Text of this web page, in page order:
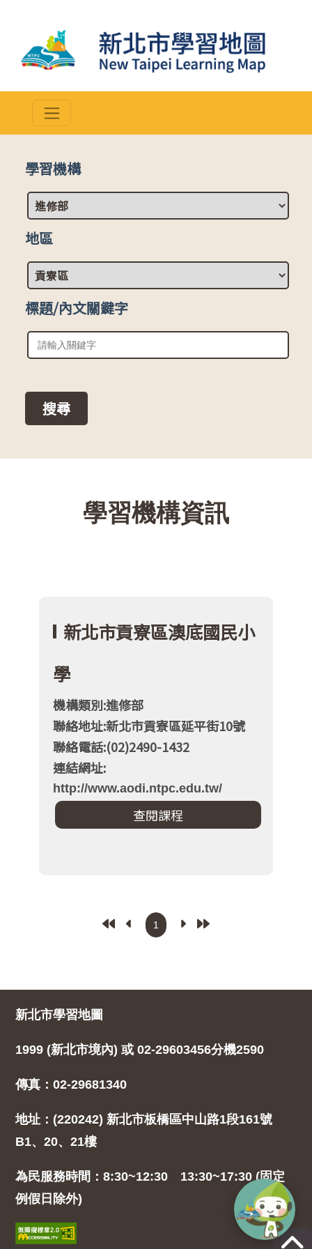
學習機構
地區
標題/內文關鍵字
學習機構資訊
新北市貢寮區澳底國民小
學
機構類別:進修部
聯絡地址:新北市貢寮區延平街10號
聯絡電話:(02)2490-1432
連結網址:
http://www.aodi.ntpc.edu.tw/
新北市學習地圖
1999 (新北市境內) 或 02-29603456分機2590
傳真：02-29681340
地址：(220242) 新北市板橋區中山路1段161號
B1、20、21樓
為民服務時間：8:30~12:30 13:30~17:30 (固定
例假日除外)